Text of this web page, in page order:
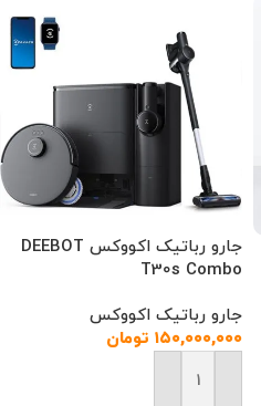
جارو رباتیک اکووکس DEEBOT
T30s Combo
جارو رباتیک اکووکس
۱۵۰,۰۰۰,۰۰۰ تومان
افزودن به سبد خرید